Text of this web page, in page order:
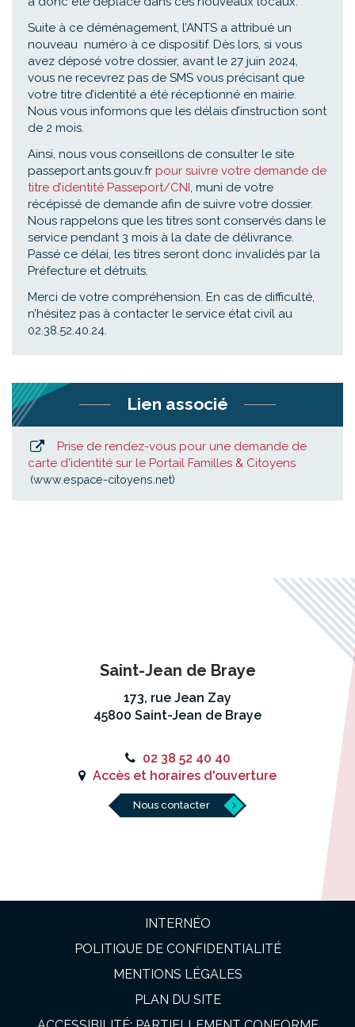
Suite à ce déménagement, l’ANTS a attribué un
nouveau numéro à ce dispositif. Dès lors, si vous
avez déposé votre dossier, avant le 27 juin 2024,
vous ne recevrez pas de SMS vous précisant que
votre titre d’identité a été réceptionné en mairie.
Nous vous informons que les délais d’instruction sont
de 2 mois.
Ainsi, nous vous conseillons de consulter le site
passeport.ants.gouv.fr pour suivre votre demande de
titre d’identité Passeport/CNI , muni de votre
récépissé de demande afin de suivre votre dossier.
Nous rappelons que les titres sont conservés dans le
service pendant 3 mois à la date de délivrance.
Passé ce délai, les titres seront donc invalidés par la
Préfecture et détruits.
Merci de votre compréhension. En cas de difficulté,
n’hésitez pas à contacter le service état civil au
02.38.52.40.24.
Lien associé
Prise de rendez-vous pour une demande de
carte d'identité sur le Portail Familles & Citoyens
www.espace-citoyens.net
Saint-Jean de Braye
173, rue Jean Zay
45800 Saint-Jean de Braye
02 38 52 40 40
Accès et horaires d'ouverture
Nous contacter
INTERNÉO
POLITIQUE DE CONFIDENTIALITÉ
MENTIONS LÉGALES
PLAN DU SITE